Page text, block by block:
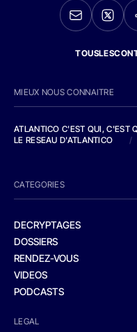
MIEUX NOUS CONNAITRE
ATLANTICO C'EST QUI, C'EST
LE RESEAU D'ATLANTICO
/
CATEGORIES
DECRYPTAGES
DOSSIERS
RENDEZ-VOUS
VIDEOS
PODCASTS
LEGAL